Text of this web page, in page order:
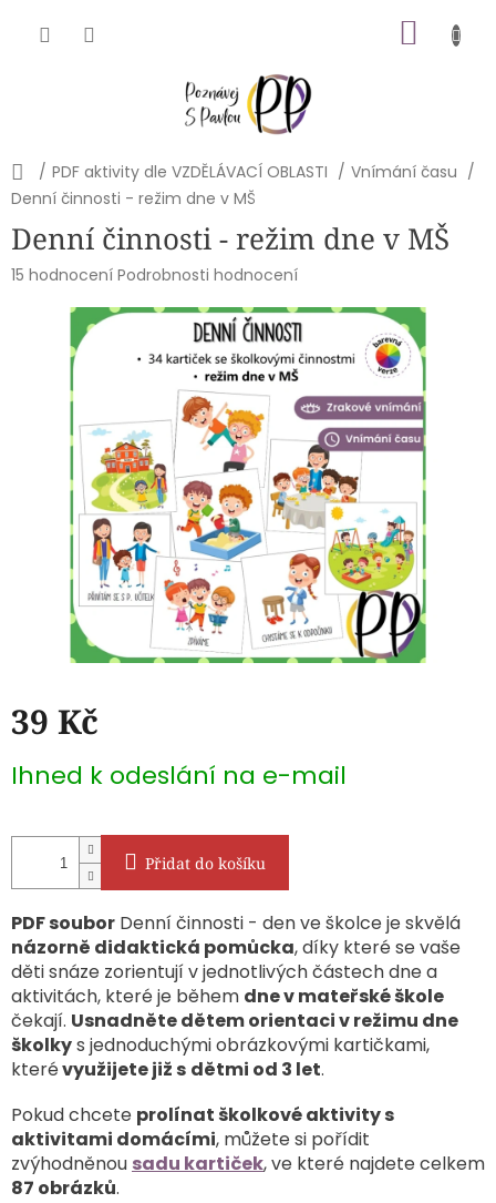
Domů
/ PDF aktivity dle VZDĚLÁVACÍ OBLASTI / Vnímání času /
Denní činnosti - režim dne v MŠ
Denní činnosti - režim dne v MŠ
Průměrné
produktu
hvězdiček.
15 hodnocení Podrobnosti hodnocení
39 Kč
cena:
Ihned k odeslání na e-mail
Přidat do košíku
PDF soubor Denní činnosti - den ve školce je skvělá
názorně didaktická pomůcka, díky které se vaše
děti snáze zorientují v jednotlivých částech dne a
aktivitách, které je během dne v mateřské škole
čekají. Usnadněte dětem orientaci v režimu dne
školkys jednoduchými obrázkovými kartičkami,
kterévyužijete již s dětmi od 3 let.
Pokud chcete prolínat školkové aktivity s
aktivitami domácími, můžete si pořídit
zvýhodněnou sadu kartiček, ve které najdete celkem
87 obrázků.